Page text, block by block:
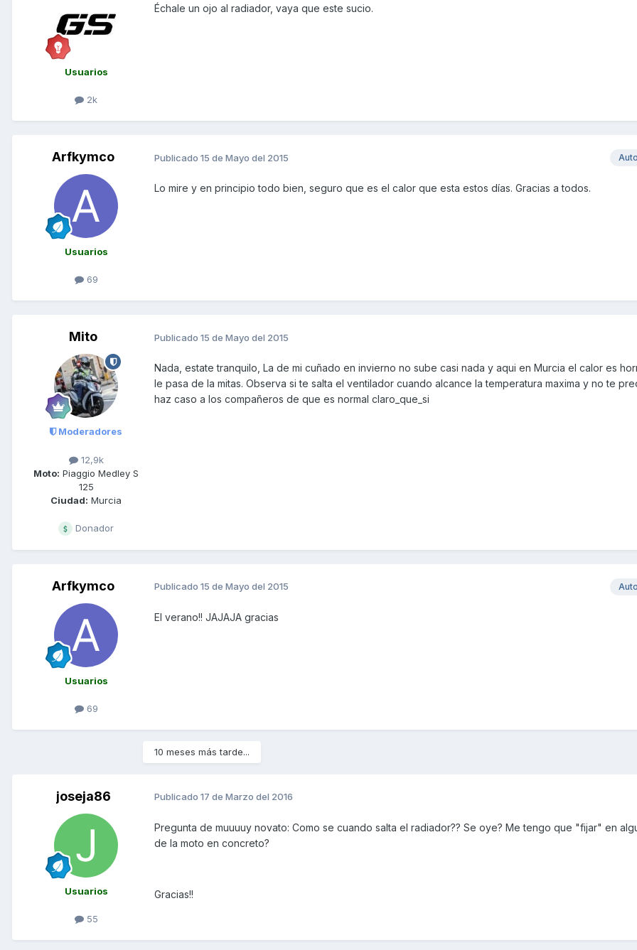
Usuarios
2k
Échale un ojo al radiador, vaya que este sucio.
Arfkymco
Usuarios
69
Publicado 15 de Mayo del 2015
Lo mire y en principio todo bien, seguro que es el calor que esta estos días. Gracias a todos.
Mito
Moderadores
12,9k
Moto: Piaggio Medley S
125
Ciudad: Murcia
Donador
Publicado 15 de Mayo del 2015
Nada, estate tranquilo, La de mi cuñado en invierno no sube casi nada y aqui en Murcia el calor es
le pasa de la mitas. Observa si te salta el ventilador cuando alcance la temperatura maxima y no te
haz caso a los compañeros de que es normal claro_que_si
Arfkymco
Usuarios
69
Publicado 15 de Mayo del 2015
El verano!! JAJAJA gracias
10 meses más tarde...
joseja86
Usuarios
55
Publicado 17 de Marzo del 2016
Pregunta de muuuuy novato: Como se cuando salta el radiador?? Se oye? Me tengo que "fijar" en
de la moto en concreto?
Gracias!!